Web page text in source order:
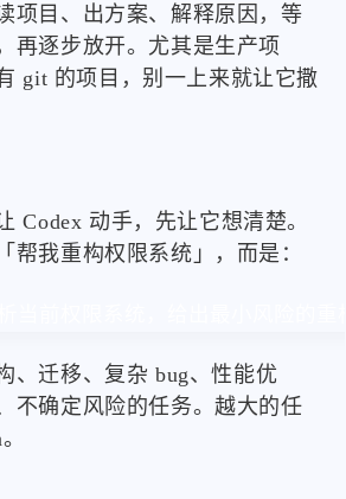
项目、出方案、解释原因，等
再逐步放开。尤其是生产项
git 的项目，别一上来就让它撒
Codex 动手，先让它想清楚。
帮我重构权限系统」，而是：
、迁移、复杂 bug、性能优
不确定风险的任务。越大的任